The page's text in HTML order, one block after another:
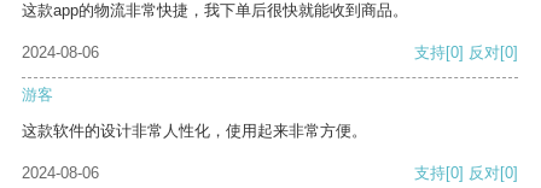
这款app的物流非常快捷，我下单后很快就能收到商品。
2024-08-06 支持[0] 反对[0]
游客
这款软件的设计非常人性化，使用起来非常方便。
2024-08-06 支持[0] 反对[0]